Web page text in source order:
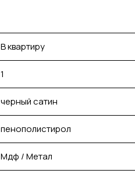
В квартиру
1
черный сатин
пенополистирол
Мдф / Метал